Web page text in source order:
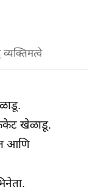
खेळाडू.
आणि